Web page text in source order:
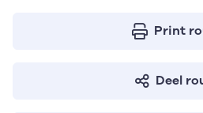
Print
Deel